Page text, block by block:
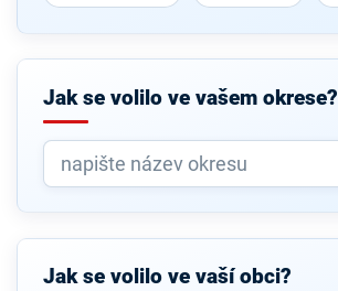
Jak se volilo ve vašem okrese?
Jak se volilo ve vaší obci?